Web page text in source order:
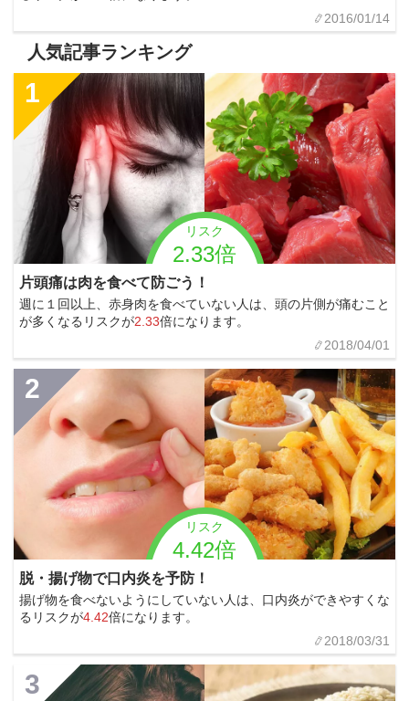
2016/01/14
人気記事ランキング
リスク
2.33倍
1
片頭痛は肉を食べて防ごう！
週に１回以上、赤身肉を食べていない人は、頭の片側が痛むこと
が多くなるリスクが2.33倍になります。
2018/04/01
リスク
4.42倍
2
脱・揚げ物で口内炎を予防！
揚げ物を食べないようにしていない人は、口内炎ができやすくな
るリスクが4.42倍になります。
2018/03/31
3